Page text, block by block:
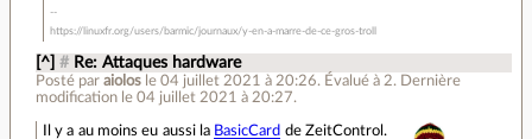
https://linuxfr.org/users/barmic/journaux/y-en-a-marre-de-ce-gros-troll
[^] # Re: Attaques hardware
Posté par aiolos le 04 juillet 2021 à 20:26. Évalué à 2. Dernière
modification le 04 juillet 2021 à 20:27.
Il y a au moins eu aussi la BasicCard de ZeitControl.